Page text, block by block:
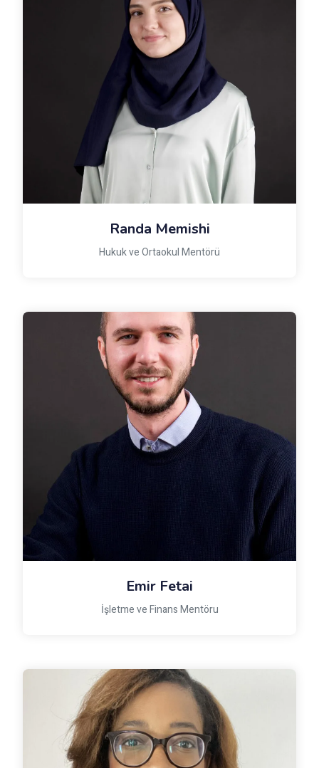
Randa Memishi
Hukuk ve Ortaokul Mentörü
Emir Fetai
İşletme ve Finans Mentöru